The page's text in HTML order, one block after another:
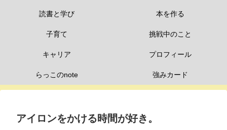
読書と学び 本を作る
子育て 挑戦中のこと
キャリア プロフィール
らっこのnote 強みカード
アイロンをかける時間が好き。